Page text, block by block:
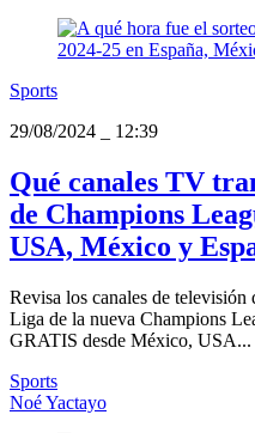
Sports
29/08/2024
12:39
Qué canales TV
de Champions
USA, México y
Revisa los canales de televisión
Liga de la nueva Champions
GRATIS desde México, USA...
Sports
Noé Yactayo